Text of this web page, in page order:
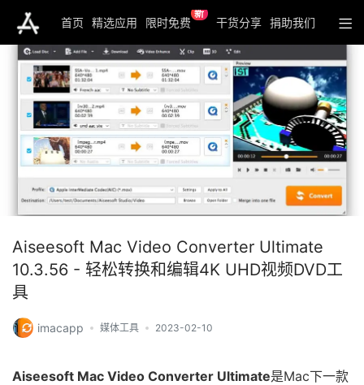
首页 精选应用 限时免费
新
干货分享 捐助我们
Aiseesoft Mac Video Converter Ultimate
10.3.56 - 轻松转换和编辑4K UHD视频DVD工
具
imacapp 媒体工具 2023-02-10
Aiseesoft Mac Video Converter Ultimate是Mac下一款